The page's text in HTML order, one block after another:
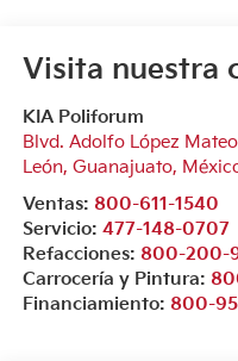
Visita nuestra
KIA Poliforum
Blvd. Adolfo López
León, Guanajuato,
Ventas: 800-611-1540
Servicio: 477-148-0707
Refacciones: 800-200-
Carrocería y Pintura:
Financiamiento: 800-